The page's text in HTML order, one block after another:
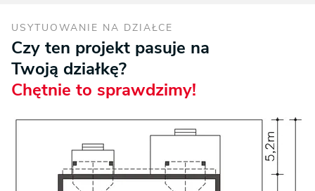
USYTUOWANIE NA DZIAŁCE
Czy ten projekt pasuje na
Twoją działkę?
Chętnie to sprawdzimy!